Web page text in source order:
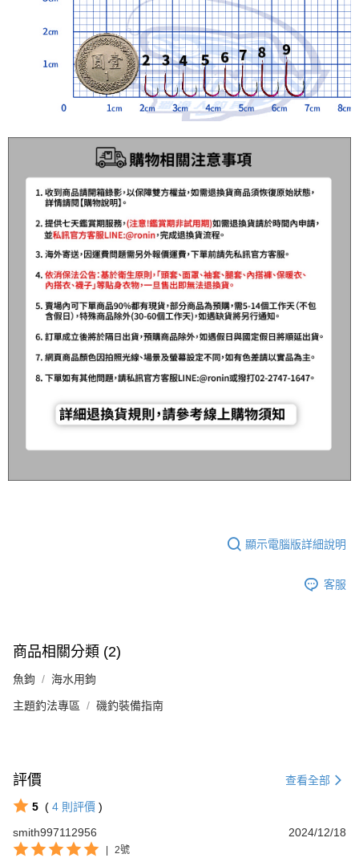
顯示電腦版詳細說明
客服
商品相關分類 (2)
魚鉤 海水用鉤
主題釣法專區 磯釣裝備指南
評價 查看全部
5 ( 4 則評價 )
smith997112956
2024/12/18
2號